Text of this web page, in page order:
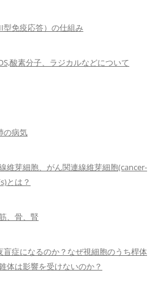
免疫応答）の仕組み
酸素分子、ラジカルなどについて
の病気
維芽細胞、がん関連線維芽細胞(cancer-
とは？
、骨、腎
盲症になるのか？なぜ視細胞のうち桿体
体は影響を受けないのか？